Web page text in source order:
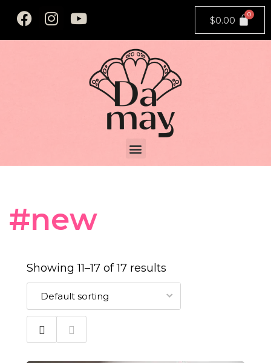
$0.00
#new
Showing 11–17 of 17 results